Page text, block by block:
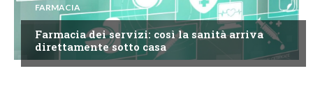
FARMACIA
Farmacia dei servizi: così la sanità arriva
direttamente sotto casa